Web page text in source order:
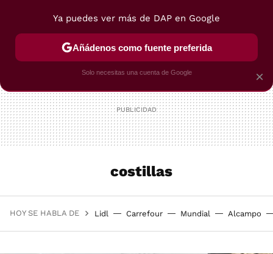
POSTRES VIAJES SELECCIÓN VEGUI
costillas
HOY SE HABLA DE Lidl Carrefour Mundial Alcampo
×
Ya puedes ver más de DAP en Google
Añádenos como fuente preferida
Solo necesitas una cuenta de Google